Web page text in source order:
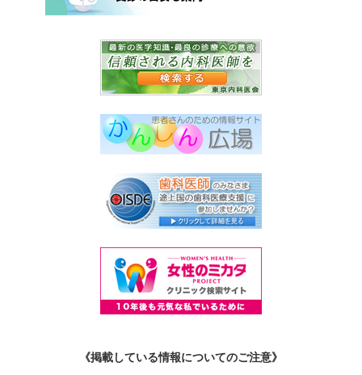
《掲載している情報についてのご注意》